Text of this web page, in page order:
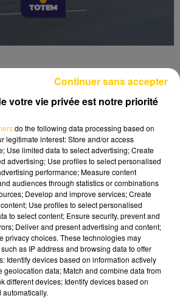
- 4 min 6 sec
CORRÈZE DU 15/12/25 À
l'information à Tulle, Brive,
et le pays sarladais avec les
journalistes sur le terrain.
votre vie privée est notre priorité
do the following data processing based on
legitimate interest: Store and/or access
Use limited data to select advertising; Create
advertising; Use profiles to select personalised
performance; Measure content
audiences through statistics or combinations
Develop and improve services; Create
Use profiles to select personalised
to select content; Ensure security, prevent and
Deliver and present advertising and content;
privacy choices. These technologies may
as IP address and browsing data to offer
Identify devices based on information actively
geolocation data; Match and combine data from
different devices; Identify devices based on
Continuer sans accepter